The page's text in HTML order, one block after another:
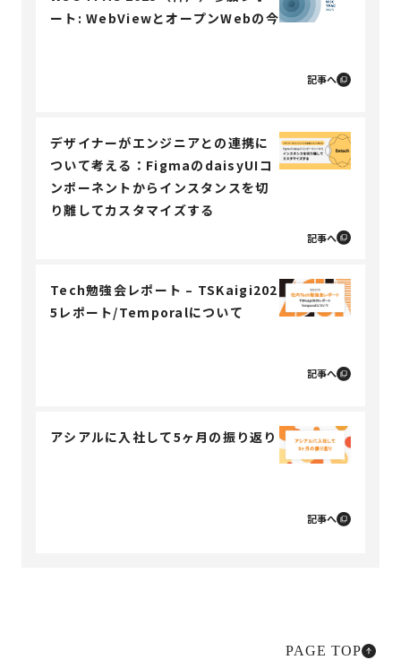
ート: WebViewとオープンWebの今
記事へ
デザイナーがエンジニアとの連携に
ついて考える：FigmaのdaisyUIコ
ンポーネントからインスタンスを切
り離してカスタマイズする
記事へ
Tech勉強会レポート – TSKaigi202
5レポート/Temporalについて
記事へ
アシアルに入社して5ヶ月の振り返り
記事へ
PAGE TOP